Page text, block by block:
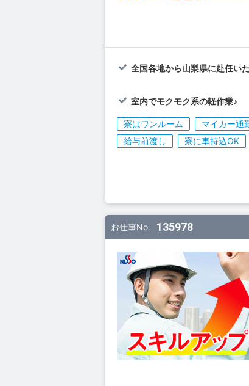
全国各地から山梨県に赴任い
室内でモクモク系の軽作業♪
寮はワンルーム マイカー通
給与前渡し
寮に車持込OK
お仕事No. 135978